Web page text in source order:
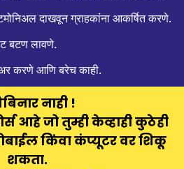
दाखवून ग्राहकांना आकर्षित करणे.
बटण लावणे.
करणे आणि बरेच काही.
नाही !
आहे जो तुम्ही केव्हाही कुठेही
किंवा कंप्यूटर वर शिकू
शकता.